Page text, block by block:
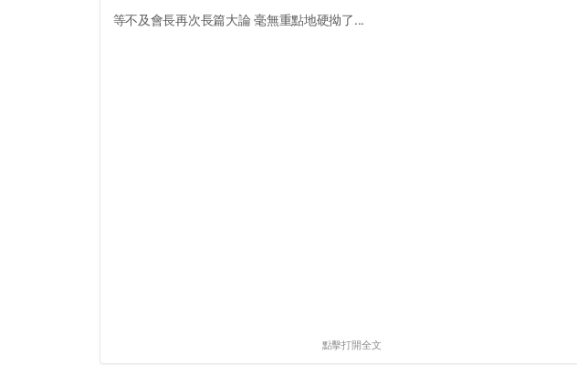
等不及會長再次長篇大論 毫無重點地硬拗了...
點擊打開全文